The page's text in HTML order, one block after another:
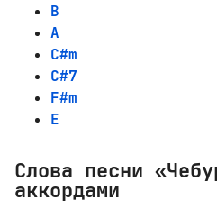
B
A
C#m
C#7
F#m
E
Слова песни
аккордами